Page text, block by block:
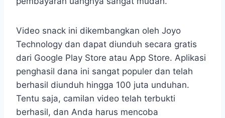
Video snack ini dikembangkan oleh Joyo
Technology dan dapat diunduh secara gratis
dari Google Play Store atau App Store. Aplikasi
penghasil dana ini sangat populer dan telah
berhasil diunduh hingga 100 juta unduhan.
Tentu saja, camilan video telah terbukti
berhasil, dan Anda harus mencoba